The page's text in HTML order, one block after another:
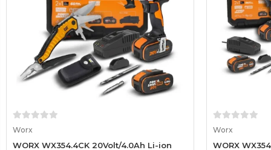
Worx
WORX WX354.4CK 20Volt/4.0Ah Li-ion
Worx
WORX